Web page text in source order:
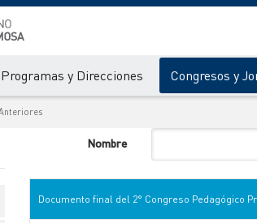
Programas y Direcciones Congresos y
Nombre
Documento final del 2° Congreso Pedagógico